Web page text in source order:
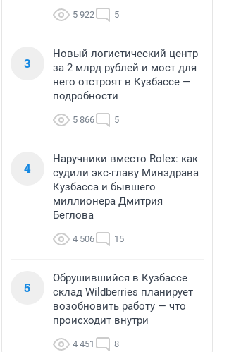
5 922 5
3
Новый логистический центр
за 2 млрд рублей и мост для
него отстроят в Кузбассе —
подробности
5 866 5
4
Наручники вместо Rolex: как
судили экс-главу Минздрава
Кузбасса и бывшего
миллионера Дмитрия
Беглова
4 506 15
5
Обрушившийся в Кузбассе
склад Wildberries планирует
возобновить работу — что
происходит внутри
4 451 8